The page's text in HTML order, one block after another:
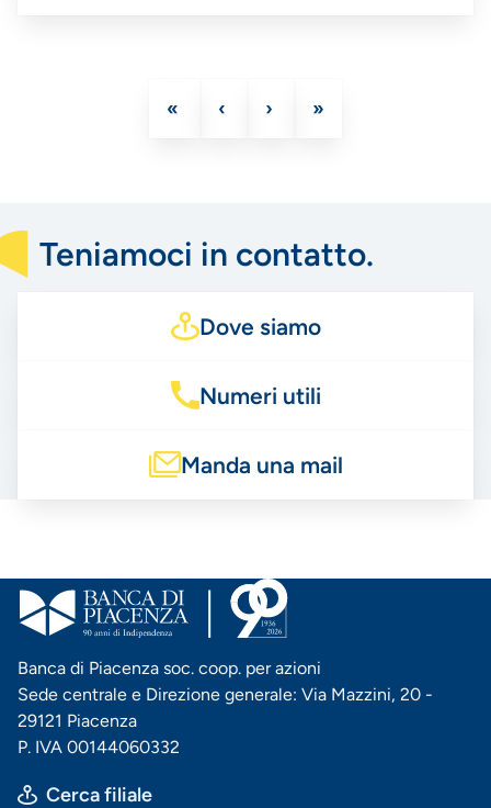
Prima
«
Pagina
‹
Pagina
›
Ultima
»
Teniamoci in contatto.
Dove siamo
Numeri utili
Manda una mail
Banca di Piacenza soc. coop. per azioni
Sede centrale e Direzione generale: Via Mazzini, 20 -
29121 Piacenza
P. IVA 00144060332
Cerca filiale